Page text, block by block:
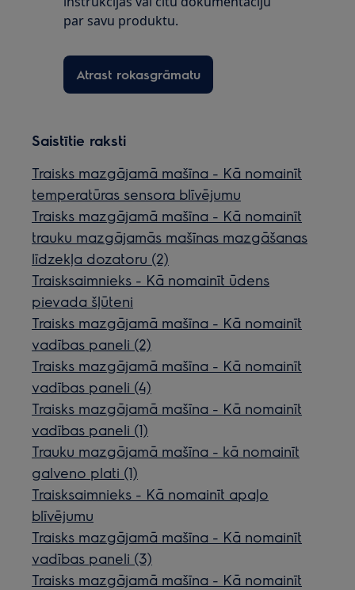
par savu produktu.
Atrast rokasgrāmatu
Saistītie raksti
Traisks mazgājamā mašīna - Kā nomainīt
temperatūras sensora blīvējumu
Traisks mazgājamā mašīna - Kā nomainīt
trauku mazgājamās mašīnas mazgāšanas
līdzekļa dozatoru (2)
Traisksaimnieks - Kā nomainīt ūdens
pievada šļūteni
Traisks mazgājamā mašīna - Kā nomainīt
vadības paneli (2)
Traisks mazgājamā mašīna - Kā nomainīt
vadības paneli (4)
Traisks mazgājamā mašīna - Kā nomainīt
vadības paneli (1)
Trauku mazgājamā mašīna - kā nomainīt
galveno plati (1)
Traisksaimnieks - Kā nomainīt apaļo
blīvējumu
Traisks mazgājamā mašīna - Kā nomainīt
vadības paneli (3)
Traisks mazgājamā mašīna - Kā nomainīt